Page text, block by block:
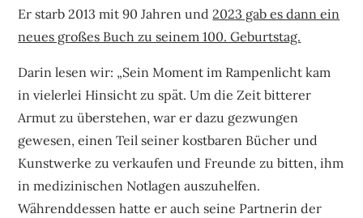
Er starb 2013 mit 90 Jahren und2023 gab es dann ein
neues großes Buch zu seinem 100. Geburtstag.
Darin lesen wir: „Sein Moment im Rampenlicht kam
in vielerlei Hinsicht zu spät. Um die Zeit bitterer
Armut zu überstehen, war er dazu gezwungen
gewesen, einen Teil seiner kostbaren Bücher und
Kunstwerke zu verkaufen und Freunde zu bitten, ihm
in medizinischen Notlagen auszuhelfen.
Währenddessen hatte er auch seine Partnerin der